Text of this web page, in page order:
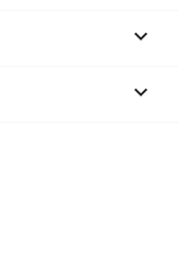

keyboard_arrow_down